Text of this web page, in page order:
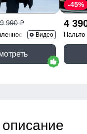
9 990p
7629Ch
Видео
4
-45%
Пальто